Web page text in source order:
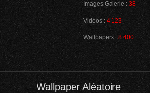
Images Galerie : 38
Vidéos : 4 123
Wallpapers :8 400
Wallpaper Aléatoire